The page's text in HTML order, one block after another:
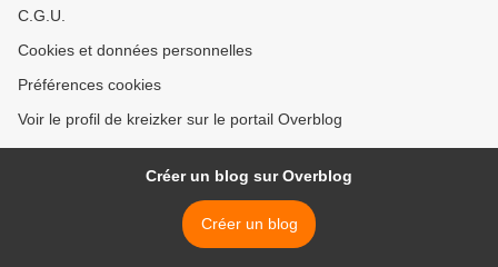
C.G.U.
Cookies et données personnelles
Préférences cookies
Voir le profil de kreizker sur le portail Overblog
Créer un blog sur Overblog
Créer un blog